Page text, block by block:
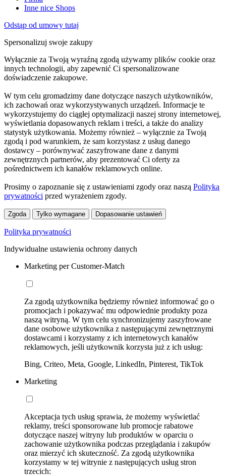
Inne nice Shops
Odstąp od umowy tutaj
Spersonalizuj swoje zakupy
Wyłącznie za Twoją wyraźną zgodą używamy plików cookie oraz
innych technologii, aby zapewnić Ci spersonalizowane
doświadczenie zakupowe.
W tym celu gromadzimy dane dotyczące naszych użytkowników,
ich zachowań oraz wykorzystywanych urządzeń. Informacje te
wykorzystujemy do ciągłej optymalizacji naszej strony internetowej,
wyświetlania dopasowanych reklam i treści, a także do analizy
statystyk użytkowania. Możemy również – wyłącznie za Twoją
zgodą i pod warunkiem, że sam korzystasz z usług danego
dostawcy – porównywać zaszyfrowane dane z danymi
zewnętrznych partnerów, aby prezentować Ci oferty za
pośrednictwem ich kanałów reklamowych online.
Prosimy o zapoznanie się z ustawieniami zgody oraz naszą Polityką
prywatności przed wyrażeniem zgody.
Zgoda Tylko wymagane Dopasowanie ustawień
Polityka prywatności
Indywidualne ustawienia ochrony danych
Marketing per Customer-Match
Za zgodą użytkownika będziemy również informować go o
promocjach i pokazywać mu odpowiednie produkty poza
naszą witryną. W tym celu synchronizujemy zaszyfrowane
dane osobowe użytkownika z następującymi zewnętrznymi
dostawcami i korzystamy z ich internetowych kanałów
reklamowych, jeśli użytkownik korzysta już z ich usług:
Bing, Criteo, Meta, Google, LinkedIn, Pinterest, TikTok
Marketing
Akceptacja tych usług sprawia, że możemy wyświetlać
reklamy, treści sponsorowane lub promocje rabatowe
dotyczące naszej witryny lub produktów w oparciu o
zachowanie użytkownika podczas przeglądania i zakupów
oraz mierzyć ich skuteczność. Za zgodą użytkownika
korzystamy w tej witrynie z następujących usług stron
trzecich: